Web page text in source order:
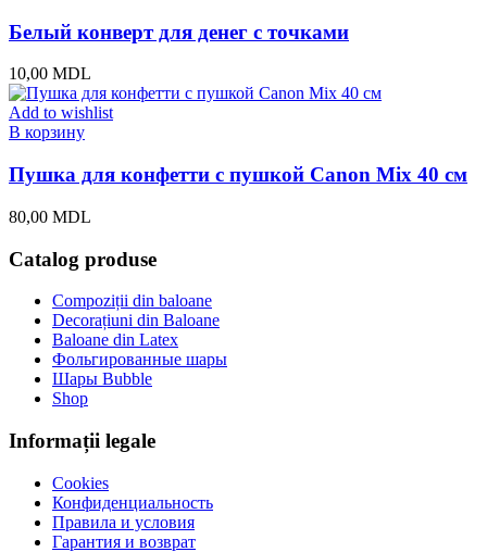
Белый конверт для денег с точками
10,00 MDL
Add to wishlist
В корзину
Пушка для конфетти с пушкой Canon Mix 40 см
80,00 MDL
Catalog produse
Compoziții din baloane
Decorațiuni din Baloane
Baloane din Latex
Фольгированные шары
Шары Bubble
Shop
Informații legale
Cookies
Конфиденциальность
Правила и условия
Гарантия и возврат